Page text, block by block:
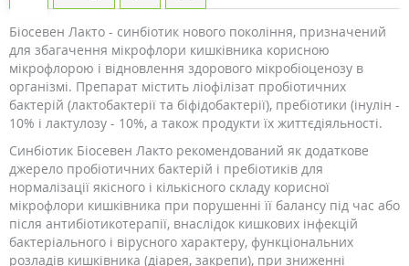
Біосевен Лакто - синбіотик нового покоління, призначений
для збагачення мікрофлори кишківника корисною
мікрофлорою і відновлення здорового мікробіоценозу в
організмі. Препарат містить ліофілізат пробіотичних
бактерій (лактобактерії та біфідобактерії), пребіотики (інулін -
10% і лактулозу - 10%, а також продукти їх життєдіяльності.
Синбіотик Біосевен Лакто рекомендований як додаткове
джерело пробіотичних бактерій і пребіотиків для
нормалізації якісного і кількісного складу корисної
мікрофлори кишківника при порушенні її балансу під час або
після антибіотикотерапії, внаслідок кишкових інфекцій
бактеріального і вірусного характеру, функціональних
розладів кишківника (діарея, закрепи), при зниженні